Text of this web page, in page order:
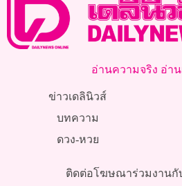
อ่านความจริง อ่า
ข่าวเดลินิวส์
บทความ
ดวง-หวย
ติดต่อโฆษณาร่วมงานกั